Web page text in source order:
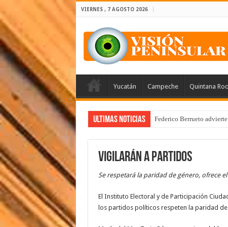
VIERNES , 7 AGOSTO 2026
Yucatán Campeche Quintana Roo
Ultimas Noticias Federico Berrueto
Vigilarán a partidos
Se respetará la paridad de género, ofrece
El Instituto Electoral y de Participación
los partidos políticos respeten la paridad